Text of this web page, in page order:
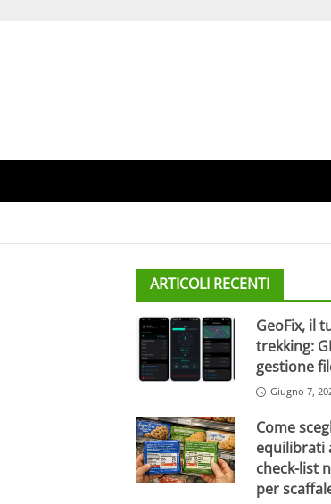
ARTICOLI RECENTI
GeoFix, il
trekking:
gestione
Giugno 7,
Come
equilibrati
check-list
per